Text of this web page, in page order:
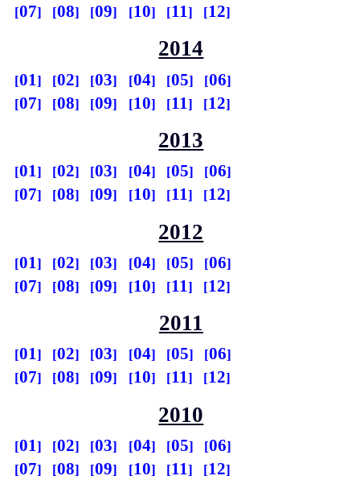
07
08 09 10 11 12
2014
01 02 03 04 05
06
07
08 09 10 11 12
2013
01 02 03 04 05
06
07
08 09 10 11 12
2012
01 02 03 04 05
06
07
08 09 10 11 12
2011
01 02 03 04 05
06
07
08 09 10 11 12
2010
01 02 03 04 05
06
07
08 09 10 11 12